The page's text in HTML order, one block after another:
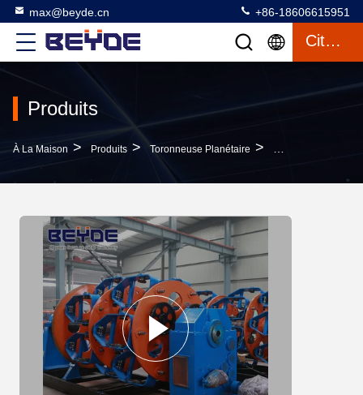
max@beyde.cn +86-18606615951
Citation
Produits
À La Maison > Produits > Toronneuse Planétaire > Consommation